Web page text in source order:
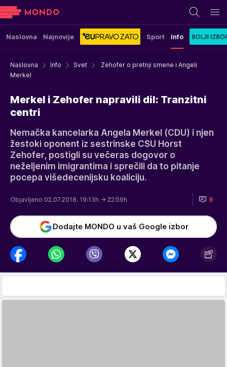
Naslovna Najnovije Sport Info
Naslovna Info Svet
Zehofer o pretnji smene i Angeli
Merkel
Merkel i Zehofer napravili dil: Tranzitni
centri
Nemačka kancelarka Angela Merkel (CDU) i njen
žestoki oponent iz sestrinske CSU Horst
Zehofer, postigli su večeras dogovor o
neželjenim imigrantima i sprečili da to pitanje
pocepa višedecenijsku koaliciju.
Objavljeno 02.07.2018. 19:13h → 22:59h 9
Dodajte MONDO u vaš Google izbor